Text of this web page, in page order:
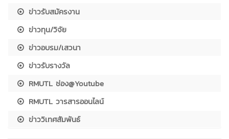
ข่าวรับสมัครงาน
ข่าวทุน/วิจัย
ข่าวอบรม/เสวนา
ข่าวรับรางวัล
RMUTL ช่อง@Youtube
RMUTL วารสารออนไลน์
ข่าววิเทศสัมพันธ์